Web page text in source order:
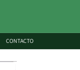
CONTACTO